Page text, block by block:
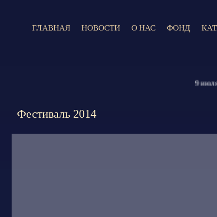
9 июля
ГЛАВНАЯ НОВОСТИ О НАС ФОНД
Фестиваль 2014